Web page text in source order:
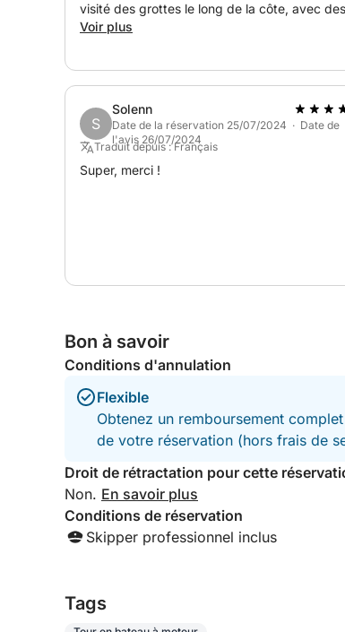
visité des grottes le long de la côte, avec des
arrêts baignade. Le bateau n'a rien
Voir plus
S
Solenn
Date de la réservation 25/07/2024 · Date de
l'avis 26/07/2024
Traduit depuis : Français
Super, merci !
Bon à savoir
Conditions d'annulation
Flexible
Obtenez un remboursement
de votre réservation (hors frais de
Droit de rétractation pour cette
Non. En savoir plus
Conditions de réservation
Skipper professionnel inclus
Tags